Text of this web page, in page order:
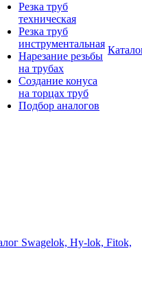
Резка труб
техническая
Резка труб
инструментальная
Нарезание резьбы
на трубах
Создание конуса
на торцах труб
Подбор аналогов